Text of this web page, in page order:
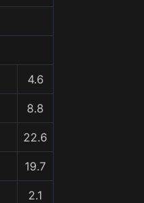
4.6
8.8
22.6
19.7
2.1